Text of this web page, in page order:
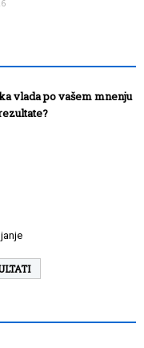
vlada po vašem mnenju